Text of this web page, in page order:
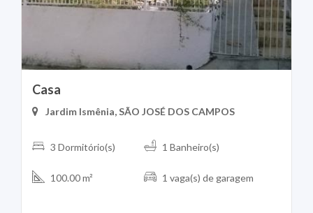
Casa
Jardim Ismênia, SÃO JOSÉ DOS CAMPOS
3 Dormitório(s) 1 Banheiro(s)
100.00 m² 1 vaga(s) de garagem